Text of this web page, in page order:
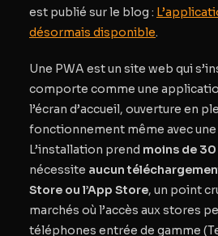
est publié sur le blog :
désormais disponible.
Une PWA est un site web qui
comporte comme une
l’écran d’accueil, ouverture en
fonctionnement même avec
L’installation prend moins de
nécessite aucun
Store ou l’App Store, un point
marchés où l’accès aux stores
téléphones entrée de gamme